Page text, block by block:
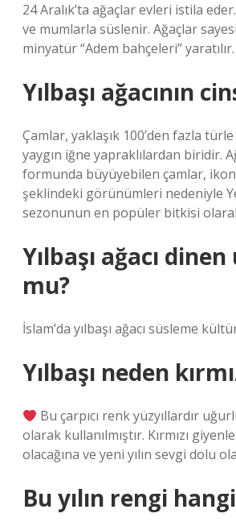
24 Aralık’ta ağaçlar evleri istila eder.
ve mumlarla süslenir. Ağaçlar
minyatür “Adem bahçeleri” yaratılır.
Yılbaşı ağacının
Çamlar, yaklaşık 100’den fazla
yaygın iğne yapraklılardan biridir.
formunda büyüyebilen çamlar,
şeklindeki görünümleri nedeniyle
sezonunun en popüler bitkisi
Yılbaşı ağacı
mu?
İslam’da yılbaşı ağacı süsleme
Yılbaşı neden
Bu çarpıcı renk yüzyıllardır
olarak kullanılmıştır. Kırmızı
olacağına ve yeni yılın sevgi dolu
Bu yılın rengi